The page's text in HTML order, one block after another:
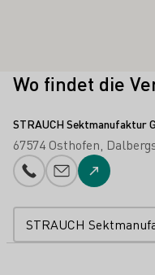
Wo findet die
STRAUCH Sektmanufaktur
67574 Osthofen
Telefonnummer
E-Mail-Adresse
Zur Website
STRAUCH